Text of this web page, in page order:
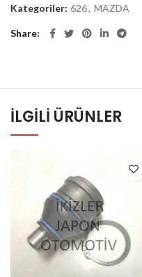
Kategoriler: 626, MAZDA
Share
İLGILI ÜRÜNLER